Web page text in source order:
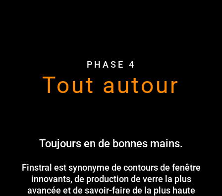
PHASE 4
Tout autour
Toujours en de bonnes mains.
Finstral est synonyme de contours de fenêtre
innovants, de production de verre la plus
avancée et de savoir-faire de la plus haute